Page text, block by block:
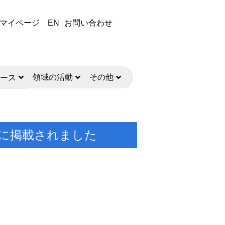
マイページ EN お問い合わせ
ス 領域の活動 その他
掲載されました